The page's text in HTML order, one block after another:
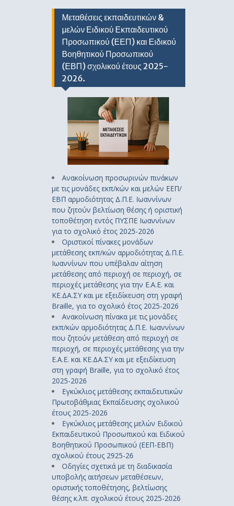
Μεταθέσεις εκπαιδευτικών &
μελών Ειδικού Εκπαιδευτικού
Προσωπικού (ΕΕΠ) και Ειδικού
Βοηθητικού Προσωπικού
(ΕΒΠ) σχολικού έτους 2025-
2026.
Ανακοίνωση προσωρινών πινάκων
με τις μονάδες εκπ/κών και μελών ΕΕΠ/
ΕΒΠ αρμοδιότητας Δ.Π.Ε. Ιωαννίνων
που ζητούν βελτίωση θέσης ή οριστική
τοποθέτηση εντός ΠΥΣΠΕ Ιωαννίνων
για το σχολικό έτος 2025-2026
Οριστικοί πίνακες μονάδων
μετάθεσης εκπ/κών αρμοδιότητας Δ.Π.Ε.
Ιωαννίνων που υπέβαλαν αίτηση
μετάθεσης από περιοχή σε περιοχή, σε
περιοχές μετάθεσης για την Ε.Α.Ε. και
ΚΕ.ΔΑ.ΣΥ και με εξειδίκευση στη γραφή
Braille, για το σχολικό έτος 2025-2026
Ανακοίνωση πίνακα με τις μονάδες
εκπ/κών αρμοδιότητας Δ.Π.Ε. Ιωαννίνων
που ζητούν μετάθεση από περιοχή σε
περιοχή, σε περιοχές μετάθεσης για την
Ε.Α.Ε. και ΚΕ.ΔΑ.ΣΥ και με εξειδίκευση
στη γραφή Braille, για το σχολικό έτος
2025-2026
Εγκύκλιος μετάθεσης εκπαιδευτικών
Πρωτοβάθμιας Εκπαίδευσης σχολικού
έτους 2025-2026
Εγκύκλιος μετάθεσης μελών Ειδικού
Εκπαιδευτικού Προσωπικού και Ειδικού
Βοηθητικού Προσωπικού (ΕΕΠ-ΕΒΠ)
σχολικού έτους 2925-26
Οδηγίες σχετικά με τη διαδικασία
υποβολής αιτήσεων μεταθέσεων,
οριστικής τοποθέτησης, βελτίωσης
θέσης κ.λπ. σχολικού έτους 2025-2026